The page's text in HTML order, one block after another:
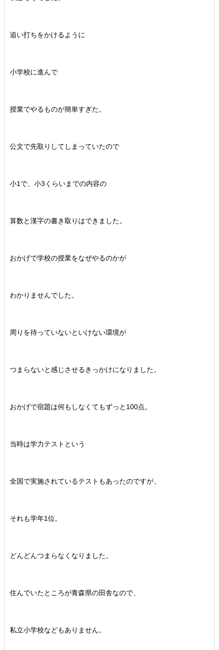
追い打ちをかけるように
小学校に進んで
授業でやるものが簡単すぎた。
公文で先取りしてしまっていたので
小1で、小3くらいまでの内容の
算数と漢字の書き取りはできました。
おかげで学校の授業をなぜやるのかが
わかりませんでした。
周りを待っていないといけない環境が
つまらないと感じさせるきっかけになりました。
おかげで宿題は何もしなくてもずっと100点。
当時は学力テストという
全国で実施されているテストもあったのですが、
それも学年1位。
どんどんつまらなくなりました。
住んでいたところが青森県の田舎なので、
私立小学校などもありません。